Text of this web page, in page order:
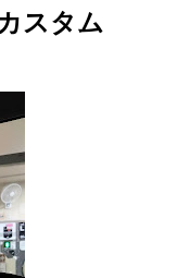
スタム